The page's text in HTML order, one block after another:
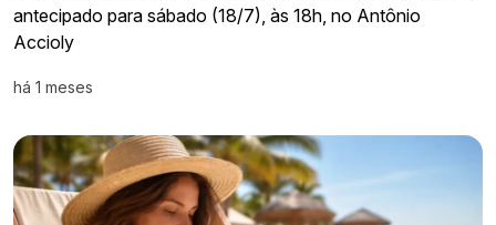
antecipado para sábado (18/7), às 18h, no Antônio
Accioly
há 1 meses